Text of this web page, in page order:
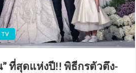
TV
” ที่สุดแห่งปี!! พิธีกรตัวตึง-